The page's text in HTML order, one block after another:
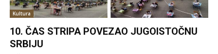
Kultura
10. ČAS STRIPA POVEZAO JUGOISTOČNU
SRBIJU